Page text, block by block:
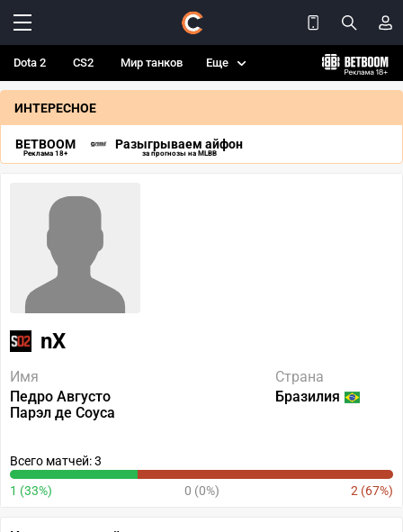
Dota 2 CS2 Мир танков Еще
ИНТЕРЕСНОЕ
BETBOOM
Реклама 18+
Разыгрываем айфон
за прогнозы на MLBB
nX
Имя
Педро Августо
Парэл де Соуса
Страна
Бразилия
Всего матчей: 3
1 (33%) 0 (0%) 2 (67%)